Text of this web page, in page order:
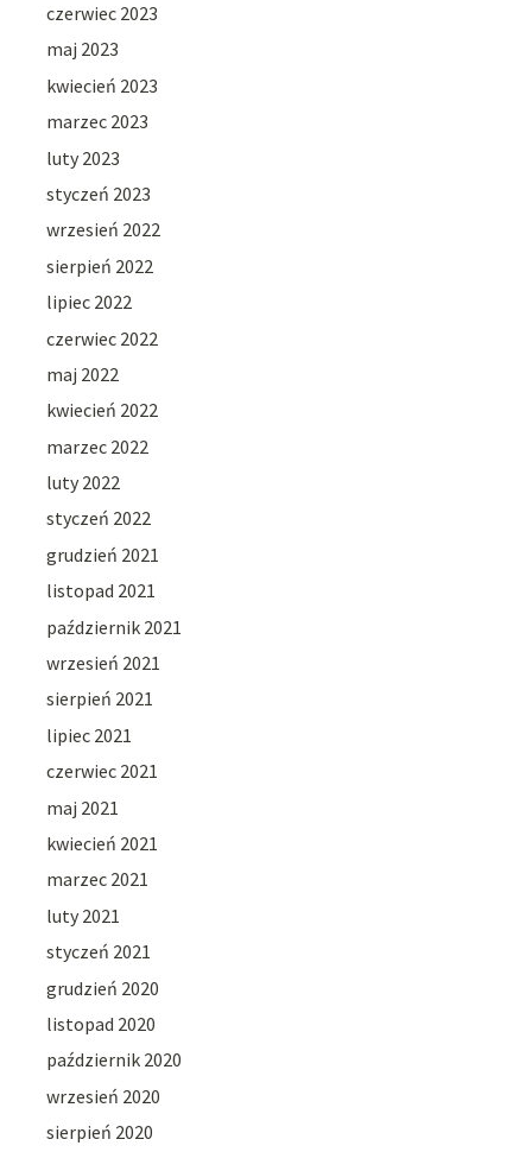
czerwiec 2023
maj 2023
kwiecień 2023
marzec 2023
luty 2023
styczeń 2023
wrzesień 2022
sierpień 2022
lipiec 2022
czerwiec 2022
maj 2022
kwiecień 2022
marzec 2022
luty 2022
styczeń 2022
grudzień 2021
listopad 2021
październik 2021
wrzesień 2021
sierpień 2021
lipiec 2021
czerwiec 2021
maj 2021
kwiecień 2021
marzec 2021
luty 2021
styczeń 2021
grudzień 2020
listopad 2020
październik 2020
wrzesień 2020
sierpień 2020